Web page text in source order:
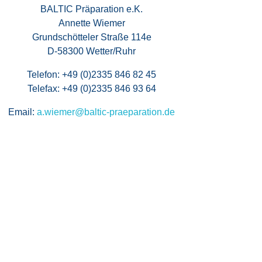
BALTIC Präparation e.K.
Annette Wiemer
Grundschötteler Straße 114e
D-58300 Wetter/Ruhr
Telefon: +49 (0)2335 846 82 45
Telefax: +49 (0)2335 846 93 64
Email:a.wiemer@baltic-praeparation.de